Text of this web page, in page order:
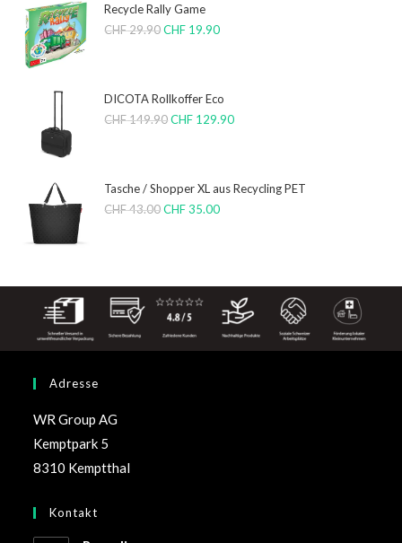
Recycle Rally Game
CHF29.90 CHF 19.90
DICOTA Rollkoffer Eco
CHF149.90 CHF 129.90
Tasche / Shopper XL aus Recycling PET
CHF43.00 CHF35.00
Adresse
WR Group AG
Kemptpark 5
8310 Kemptthal
Kontakt